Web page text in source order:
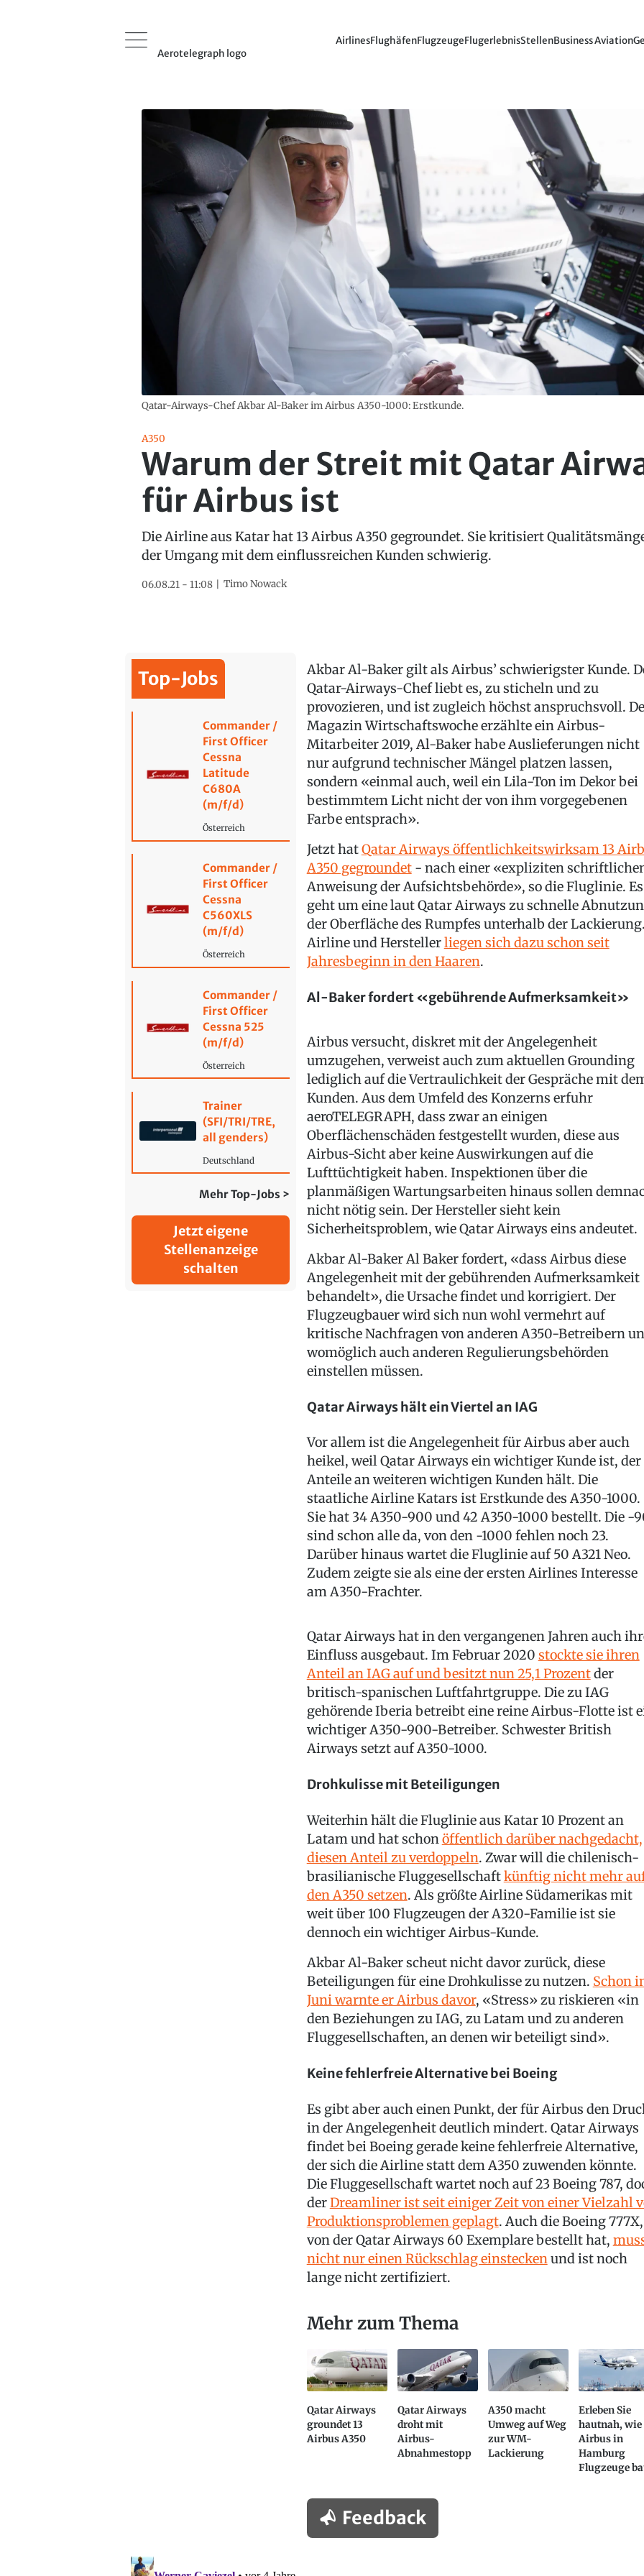
Aerotelegraph logo
AirlinesFlughäfenFlugzeugeFlugerlebnisStellenBusiness Aviation
Qatar-Airways-Chef Akbar Al-Baker im Airbus A350-1000: Erstkunde.
A350
Warum der Streit mit Qatar
für Airbus ist
Die Airline aus Katar hat 13 Airbus A350 gegroundet. Sie kritisiert
der Umgang mit dem einflussreichen Kunden schwierig.
06.08.21 - 11:08 Timo Nowack
Top-Jobs
Commander /
First Officer
Cessna
Latitude
C680A
(m/f/d)
Österreich
Commander /
First Officer
Cessna
C560XLS
(m/f/d)
Österreich
Commander /
First Officer
Cessna 525
(m/f/d)
Österreich
Trainer
(SFI/TRI/TRE,
all genders)
Deutschland
Mehr Top-Jobs >
Jetzt eigene
Stellenanzeige
schalten
Akbar Al-Baker gilt als Airbus’ schwierigster Kunde.
Qatar-Airways-Chef liebt es, zu sticheln und zu
provozieren, und ist zugleich höchst anspruchsvoll.
Magazin Wirtschaftswoche erzählte ein Airbus-
Mitarbeiter 2019, Al-Baker habe Auslieferungen nicht
nur aufgrund technischer Mängel platzen lassen,
sondern «einmal auch, weil ein Lila-Ton im Dekor bei
bestimmtem Licht nicht der von ihm vorgegebenen
Farbe entsprach».
Jetzt hatQatar Airways öffentlichkeitswirksam 13
A350 gegroundet- nach einer «expliziten
Anweisung der Aufsichtsbehörde», so die Fluglinie. Es
geht um eine laut Qatar Airways zu schnelle
der Oberfläche des Rumpfes unterhalb der
Airline und Herstellerliegen sich dazu schon seit
Jahresbeginn in den Haaren.
Al-Baker fordert «gebührende Aufmerksamkeit»
Airbus versucht, diskret mit der Angelegenheit
umzugehen, verweist auch zum aktuellen Grounding
lediglich auf die Vertraulichkeit der Gespräche mit
Kunden. Aus dem Umfeld des Konzerns erfuhr
aeroTELEGRAPH, dass zwar an einigen
Oberflächenschäden festgestellt wurden, diese aus
Airbus-Sicht aber keine Auswirkungen auf die
Lufttüchtigkeit haben. Inspektionen über die
planmäßigen Wartungsarbeiten hinaus sollen
nicht nötig sein. Der Hersteller sieht kein
Sicherheitsproblem, wie Qatar Airways eins andeutet.
Akbar Al-Baker Al Baker fordert, «dass Airbus diese
Angelegenheit mit der gebührenden Aufmerksamkeit
behandelt», die Ursache findet und korrigiert. Der
Flugzeugbauer wird sich nun wohl vermehrt auf
kritische Nachfragen von anderen A350-Betreibern
womöglich auch anderen Regulierungsbehörden
einstellen müssen.
Qatar Airways hält ein Viertel an IAG
Vor allem ist die Angelegenheit für Airbus aber auch
heikel, weil Qatar Airways ein wichtiger Kunde ist, der
Anteile an weiteren wichtigen Kunden hält. Die
staatliche Airline Katars ist Erstkunde des A350-1000.
Sie hat 34 A350-900 und 42 A350-1000 bestellt. Die -
sind schon alle da, von den -1000 fehlen noch 23.
Darüber hinaus wartet die Fluglinie auf 50 A321 Neo.
Zudem zeigte sie als eine der ersten Airlines Interesse
am A350-Frachter.
Qatar Airways hat in den vergangenen Jahren auch
Einfluss ausgebaut. Im Februar 2020 stockte sie ihren
Anteil an IAG auf und besitzt nun 25,1 Prozentder
britisch-spanischen Luftfahrtgruppe. Die zu IAG
gehörende Iberia betreibt eine reine Airbus-Flotte ist
wichtiger A350-900-Betreiber. Schwester British
Airways setzt auf A350-1000.
Drohkulisse mit Beteiligungen
Weiterhin hält die Fluglinie aus Katar 10 Prozent an
Latam und hat schonöffentlich darüber nachgedacht,
diesen Anteil zu verdoppeln. Zwar will die chilenisch-
brasilianische Fluggesellschaftkünftig nicht mehr
den A350 setzen. Als größte Airline Südamerikas mit
weit über 100 Flugzeugen der A320-Familie ist sie
dennoch ein wichtiger Airbus-Kunde.
Akbar Al-Baker scheut nicht davor zurück, diese
Beteiligungen für eine Drohkulisse zu nutzen. Schon
Juni warnte er Airbus davor, «Stress» zu riskieren «in
den Beziehungen zu IAG, zu Latam und zu anderen
Fluggesellschaften, an denen wir beteiligt sind».
Keine fehlerfreie Alternative bei Boeing
Es gibt aber auch einen Punkt, der für Airbus den
in der Angelegenheit deutlich mindert. Qatar Airways
findet bei Boeing gerade keine fehlerfreie Alternative,
der sich die Airline statt dem A350 zuwenden könnte.
Die Fluggesellschaft wartet noch auf 23 Boeing 787,
derDreamliner ist seit einiger Zeit von einer Vielzahl
Produktionsproblemen geplagt. Auch die Boeing 777X,
von der Qatar Airways 60 Exemplare bestellt hat,
nicht nur einen Rückschlag einsteckenund ist noch
lange nicht zertifiziert.
Mehr zum Thema
Qatar Airways
groundet 13
Airbus A350
Qatar Airways
droht mit
Airbus-
Abnahmestopp
A350 macht
Umweg auf Weg
zur WM-
Lackierung
Erleben Sie
hautnah, wie
Airbus in
Hamburg
Flugzeuge
Feedback